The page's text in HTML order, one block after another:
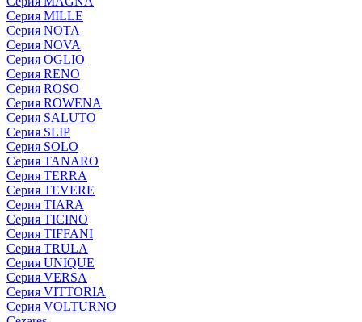
Серия MILLE
Серия NOTA
Серия NOVA
Серия OGLIO
Серия RENO
Серия ROSO
Серия ROWENA
Серия SALUTO
Серия SLIP
Серия SOLO
Серия TANARO
Серия TERRA
Серия TEVERE
Серия TIARA
Серия TICINO
Серия TIFFANI
Серия TRULA
Серия UNIQUE
Серия VERSA
Серия VITTORIA
Серия VOLTURNO